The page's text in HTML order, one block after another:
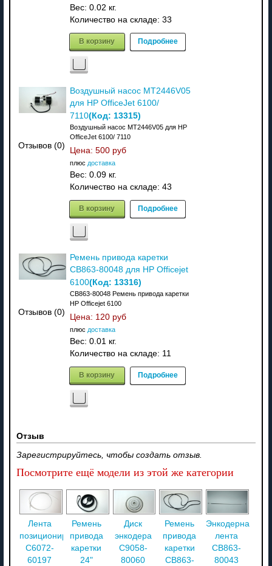
Вес: 0.02 кг.
Количество на складе: 33
В корзину Подробнее
Отзывов (0)
Воздушный насос MT2446V05
для HP OfficeJet 6100/
7110(Код: 13315)
Воздушный насос MT2446V05 для HP
OfficeJet 6100/ 7110
Цена: 500 руб
плюс доставка
Вес: 0.09 кг.
Количество на складе: 43
В корзину Подробнее
Отзывов (0)
Ремень привода каретки
CB863-80048 для HP Officejet
6100(Код: 13316)
CB863-80048 Ремень привода каретки
HP Officejet 6100
Цена: 120 руб
плюс доставка
Вес: 0.01 кг.
Количество на складе: 11
В корзину Подробнее
Отзыв
Зарегистрируйтесь, чтобы создать отзыв.
Посмотрите ещё модели из этой же категории
Лента
позиционирования
C6072-
60197
Ремень
привода
каретки
24"
Диск
энкодера
C9058-
80060
Ремень
привода
каретки
CB863-
Энкодерная
лента
CB863-
80043